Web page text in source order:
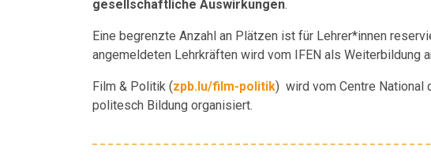
gesellschaftliche Auswirkungen.
Eine begrenzte Anzahl an Plätzen ist für Lehrer*innen
angemeldeten Lehrkräften wird vom IFEN als Weiterbildung
Film & Politik (zpb.lu/film-politik) wird vom Centre National
politesch Bildung organisiert.